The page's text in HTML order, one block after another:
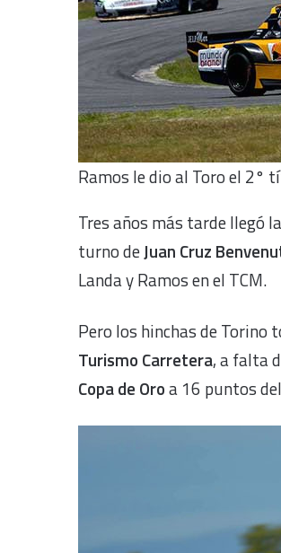
Ramos le dio al Toro el 2°
Tres años más tarde llegó
turno deJuan Cruz
Landa y Ramos en el TCM.
Pero los hinchas de Torino
Turismo Carretera, a falta
Copa de Oroa 16 puntos